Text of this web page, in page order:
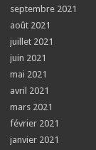
septembre 2021
août 2021
juillet 2021
juin 2021
mai 2021
avril 2021
mars 2021
février 2021
janvier 2021